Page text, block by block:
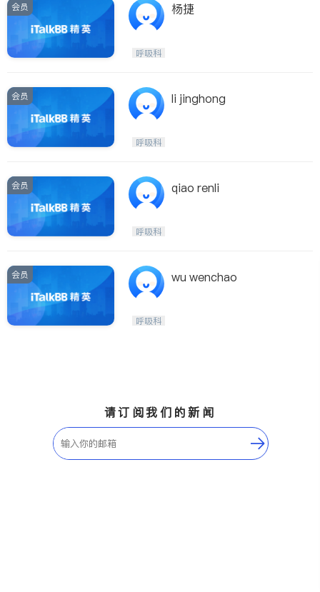
Inyo & San Bernardino
Riverside
Santa Barbara & Monterey
会员 杨捷
呼吸科
会员 li jinghong
呼吸科
会员 qiao renli
呼吸科
会员 wu wenchao
呼吸科
请订阅我们的新闻